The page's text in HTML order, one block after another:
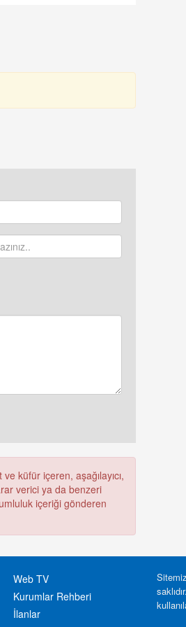
küfür içeren, aşağılayıcı,
verici ya da benzeri
içeriği gönderen
Web TV
Kurumlar Rehberi
İlanlar